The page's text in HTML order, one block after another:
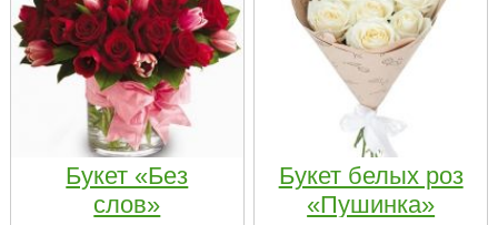
Букет «Без
слов»
Букет белых роз
«Пушинка»